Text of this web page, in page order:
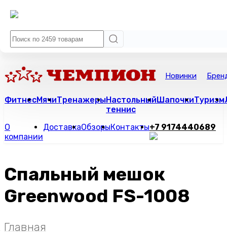
Новинки
ФитнесМячиТренажерыНастольный
теннис
ШапочкиТуризм
О
компании
ДоставкаОбзорыКонтакты+7 9174440689
Спальный мешок
Greenwood FS-1008
Главная